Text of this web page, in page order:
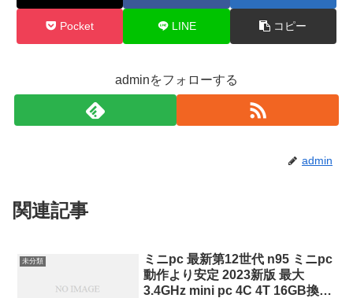
Pocket LINE コピー
adminをフォローする
admin
関連記事
未分類
ミニpc 最新第12世代 n95 ミニpc
動作より安定 2023新版 最大
3.4GHz mini pc 4C 4T 16GB換装